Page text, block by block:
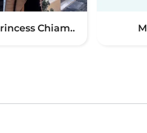
Chiam..